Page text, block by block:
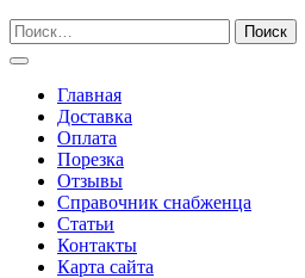
Главная
Доставка
Оплата
Порезка
Отзывы
Справочник снабженца
Статьи
Контакты
Карта сайта